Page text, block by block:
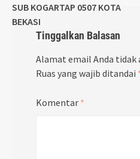
SUB KOGARTAP 0507 KOTA
BEKASI
Tinggalkan Balasan
Alamat email Anda tidak
Ruas yang wajib ditandai
Komentar *